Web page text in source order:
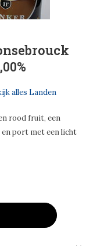
alles Landen
rood fruit, een
port met een licht